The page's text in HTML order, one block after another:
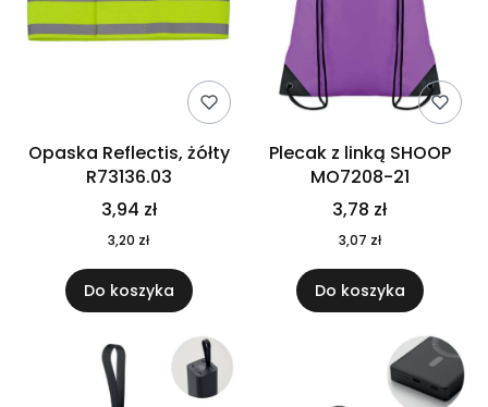
Opaska Reflectis, żółty
R73136.03
3,94 zł
3,20 zł
Do koszyka
Plecak z linką SHOOP
MO7208-21
3,78 zł
3,07 zł
Do koszyka